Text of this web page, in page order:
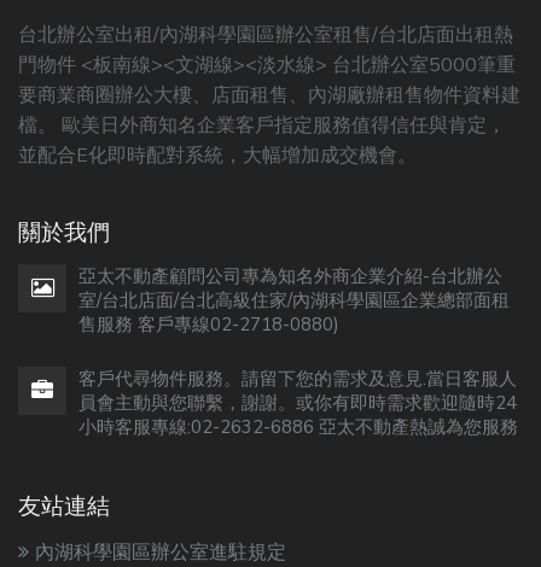
台北辦公室出租/內湖科學園區辦公室租售/台北店面出租熱
門物件 <板南線><文湖線><淡水線> 台北辦公室5000筆重
要商業商圈辦公大樓、店面租售、內湖廠辦租售物件資料建
檔。 歐美日外商知名企業客戶指定服務值得信任與肯定，
並配合E化即時配對系統，大幅增加成交機會。
關於我們
亞太不動產顧問公司專為知名外商企業介紹-台北辦公
室/台北店面/台北高級住家/內湖科學園區企業總部面租
售服務 客戶專線02-2718-0880)
客戶代尋物件服務。請留下您的需求及意見.當日客服人
員會主動與您聯繫，謝謝。或你有即時需求歡迎隨時24
小時客服專線:02-2632-6886 亞太不動產熱誠為您服務
友站連結
內湖科學園區辦公室進駐規定